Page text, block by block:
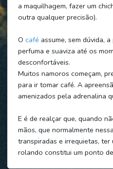
a maquilhagem, fazer um
outra qualquer precisão).
O café assume, sem dúvida,
perfuma e suaviza até os
desconfortáveis.
Muitos namoros começam,
para ir tomar café. A
amenizados pela adrenalina
E é de realçar que, quando
mãos, que normalmente
transpiradas e irrequietas, ter
rolando constitui um ponto